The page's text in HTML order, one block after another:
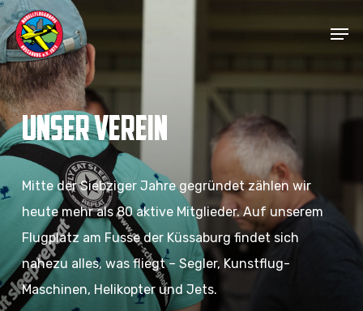
Skip
to
main
content
UNSER VEREIN
Mitte der Siebziger Jahre gegründet zählen wir
heute mehr als 80 aktive Mitglieder. Auf unserem
Flugplatz am Fusse der Küssaburg findet sich
nahezu alles, was fliegt – Segler, Kunstflug-
Maschinen, Helikopter und Jets.
Menu